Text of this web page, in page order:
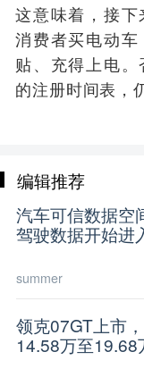
这意味着，接
消费者买电动
贴、充得上电
的注册时间表，
编辑推荐
汽车可信数据空
驾驶数据开始进
summer
领克07GT上市
14.58万至19.68